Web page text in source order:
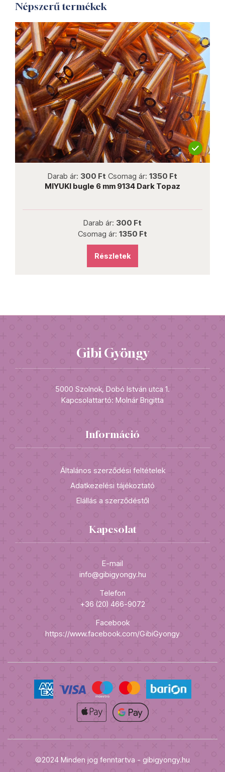
Népszerű termékek
Darab ár: 300 Ft Csomag ár: 1350 Ft
MIYUKI bugle 6 mm 9134 Dark Topaz
Darab ár: 300 Ft
Csomag ár: 1350 Ft
Részletek
Gibi Gyöngy
5000 Szolnok, Dobó István utca 1.
Kapcsolattartó: Molnár Brigitta
Információ
Általános szerződési feltételek
Adatkezelési tájékoztató
Elállás a szerződéstől
Kapcsolat
E-mail
info@gibigyongy.hu
Telefon
+36 (20) 466-9072
Facebook
https://www.facebook.com/GibiGyongy
©2024 Minden jog fenntartva - gibigyongy.hu